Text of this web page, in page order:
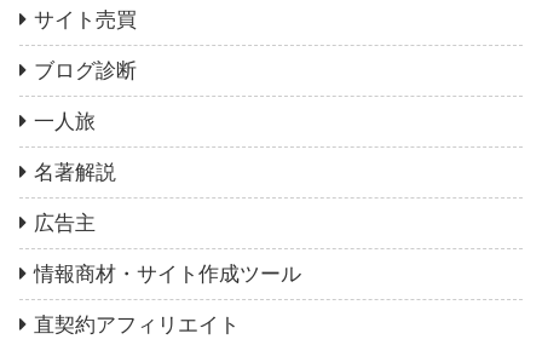
サイト売買
ブログ診断
一人旅
名著解説
広告主
情報商材・サイト作成ツール
直契約アフィリエイト